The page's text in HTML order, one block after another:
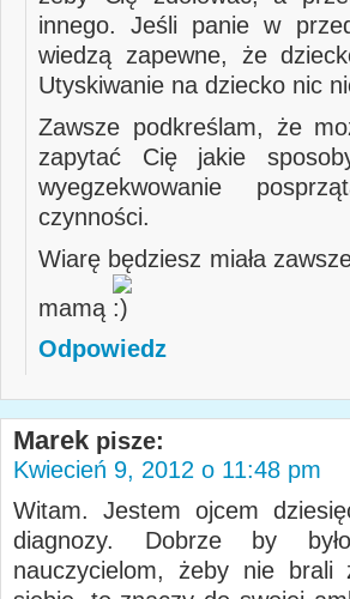
innego. Jeśli panie w
wiedzą zapewne, że
Utyskiwanie na dziecko nic
Zawsze podkreślam, że
zapytać Cię jakie
wyegzekwowanie
czynności.
Wiarę będziesz miała
mamą
Odpowiedz
Marek pisze:
Kwiecień 9, 2012 o 11:48 pm
Witam. Jestem ojcem
diagnozy. Dobrze by
nauczycielom, żeby nie brali